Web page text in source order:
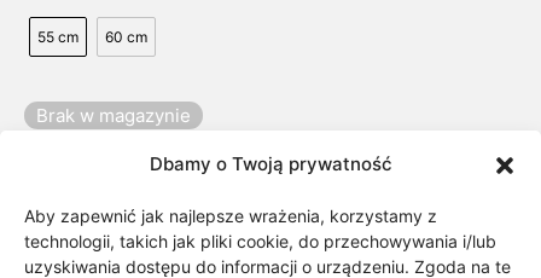
Dbamy o Twoją prywatność
Aby zapewnić jak najlepsze wrażenia, korzystamy z
technologii, takich jak pliki cookie, do przechowywania i/lub
uzyskiwania dostępu do informacji o urządzeniu. Zgoda na te
55 cm 60 cm
Brak w magazynie
Dodaj do listy życzeń